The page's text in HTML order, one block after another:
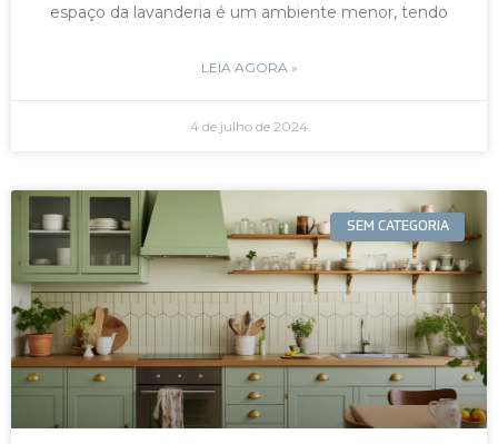
espaço da lavanderia é um ambiente menor, tendo
LEIA AGORA »
4 de julho de 2024
SEM CATEGORIA